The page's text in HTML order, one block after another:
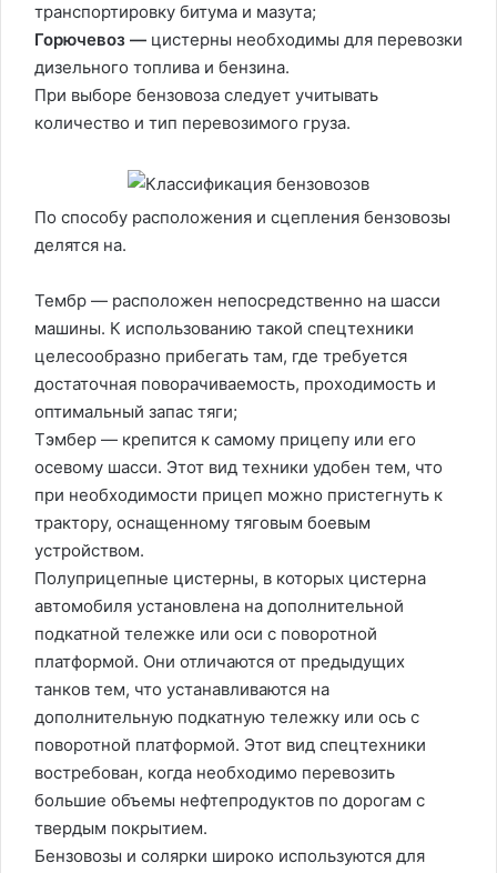
транспортировку битума и мазута;
Горючевоз — цистерны необходимы для перевозки
дизельного топлива и бензина.
При выборе бензовоза следует учитывать
количество и тип перевозимого груза.
По способу расположения и сцепления бензовозы
делятся на.
Тембр — расположен непосредственно на шасси
машины. К использованию такой спецтехники
целесообразно прибегать там, где требуется
достаточная поворачиваемость, проходимость и
оптимальный запас тяги;
Тэмбер — крепится к самому прицепу или его
осевому шасси. Этот вид техники удобен тем, что
при необходимости прицеп можно пристегнуть к
трактору, оснащенному тяговым боевым
устройством.
Полуприцепные цистерны, в которых цистерна
автомобиля установлена на дополнительной
подкатной тележке или оси с поворотной
платформой. Они отличаются от предыдущих
танков тем, что устанавливаются на
дополнительную подкатную тележку или ось с
поворотной платформой. Этот вид спецтехники
востребован, когда необходимо перевозить
большие объемы нефтепродуктов по дорогам с
твердым покрытием.
Бензовозы и солярки широко используются для